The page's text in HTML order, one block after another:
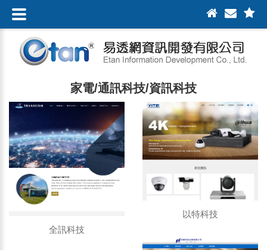
家電/通訊科技/資訊科技
全訊科技
以特科技